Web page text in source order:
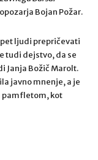
opozarja Bojan Požar.
ljudi prepričevati
tudi dejstvo, da se
Janja Božič Marolt.
javno mnenje, a je
pamfletom, kot